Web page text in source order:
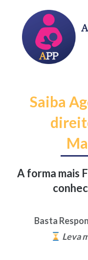
content
Saiba
A forma mais
Basta
Leva